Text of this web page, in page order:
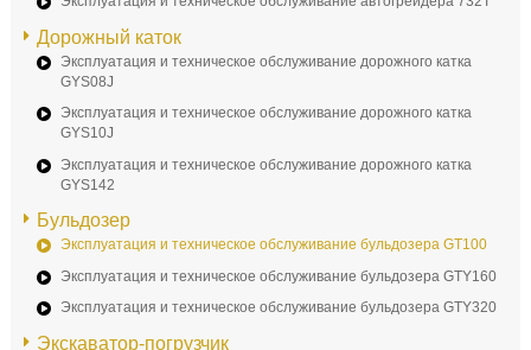
Дорожный каток
Эксплуатация и техническое обслуживание дорожного катка
GYS08J
Эксплуатация и техническое обслуживание дорожного катка
GYS10J
Эксплуатация и техническое обслуживание дорожного катка
GYS142
Бульдозер
Эксплуатация и техническое обслуживание бульдозера GT100
Эксплуатация и техническое обслуживание бульдозера GTY160
Эксплуатация и техническое обслуживание бульдозера GTY320
Экскаватор-погрузчик